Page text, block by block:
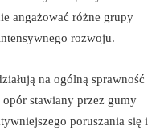
angażować różne grupy
rozwoju.
na ogólną sprawność
stawiany przez gumy
poruszania się i